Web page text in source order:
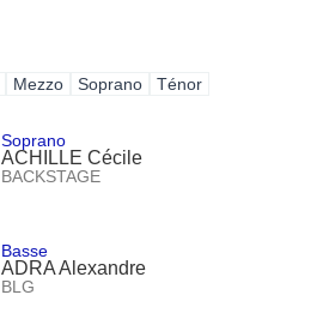
Mezzo Soprano Ténor
Soprano
ACHILLE Cécile
BACKSTAGE
Basse
ADRA Alexandre
BLG